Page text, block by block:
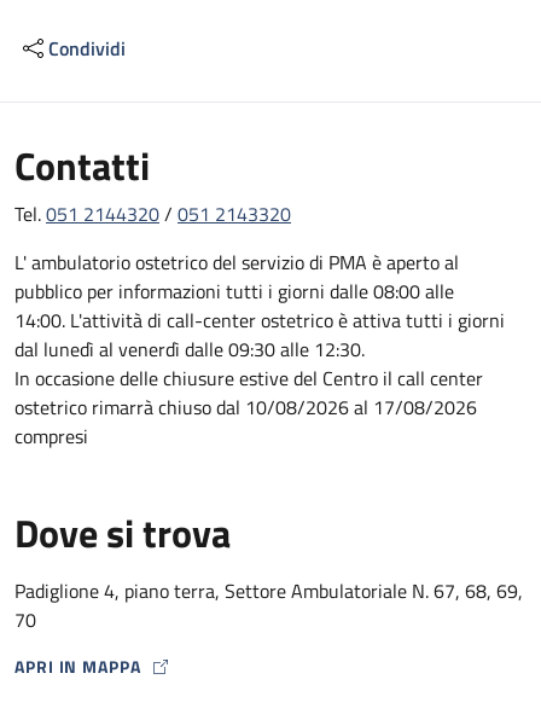
Condividi
Contatti
Tel.051 2144320/ 051 2143320
L' ambulatorio ostetrico del servizio di PMA è aperto al
pubblico per informazioni tutti i giorni dalle 08:00 alle
14:00. L'attività di call-center ostetrico è attiva tutti i giorni
dal lunedì al venerdì dalle 09:30 alle 12:30.
In occasione delle chiusure estive del Centro il call center
ostetrico rimarrà chiuso dal 10/08/2026 al 17/08/2026
compresi
Dove si trova
Padiglione 4, piano terra, Settore Ambulatoriale N. 67, 68, 69,
70
APRI IN MAPPA
MAP ICON